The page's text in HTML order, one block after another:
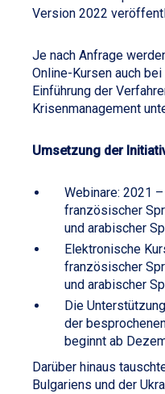
Version 2022
Je nach Anfrage
Online-Kursen auch
Einführung der
Krisenmanagement
Umsetzung der
Webinare: 2021
französischer
und arabischer
Elektronische
französischer
und arabischer
Die
der
beginnt ab
Darüber hinaus
Bulgariens und der